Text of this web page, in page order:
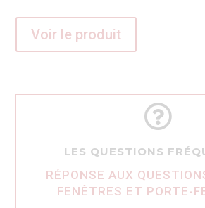
Voir le produit

LES QUESTIONS
RÉPONSE AUX
FENÊTRES ET PORTE-